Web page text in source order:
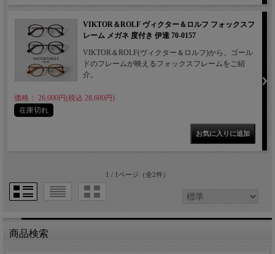
VIKTOR＆ROLF ヴィクター＆ロルフ フォックスフ
レーム メガネ 度付き 伊達 70-0157
VIKTOR＆ROLF(ヴィクター＆ロルフ)から、ゴール
ドのフレームが映えるフォックスフレームをご紹
介。
価格： 26,000円(税込 28,600円)
在庫切れ
1 / 1ページ（全2件）
商品検索